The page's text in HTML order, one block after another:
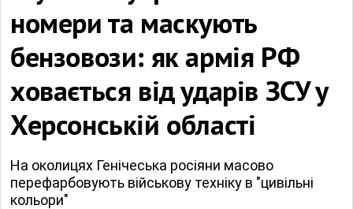
номери та маскують
бензовози: як армія РФ
ховається від ударів ЗСУ у
Херсонській області
На околицях Генічеська росіяни масово
перефарбовують військову техніку в "цивільні
кольори"